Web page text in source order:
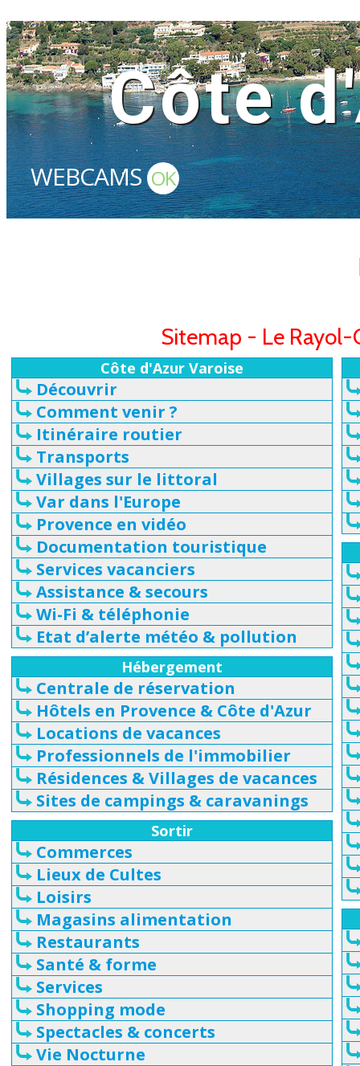
Côte
WEBCAMSOK
Sitemap - Le
Côte d'Azur Varoise
Découvrir
Comment venir ?
Itinéraire routier
Transports
Villages sur le littoral
Var dans l'Europe
Provence en vidéo
Documentation touristique
Services vacanciers
Assistance & secours
Wi-Fi & téléphonie
Etat d’alerte météo & pollution
Hébergement
Centrale de réservation
Hôtels en Provence & Côte d'Azur
Locations de vacances
Professionnels de l'immobilier
Résidences & Villages de vacances
Sites de campings & caravanings
Sortir
Commerces
Lieux de Cultes
Loisirs
Magasins alimentation
Restaurants
Santé & forme
Services
Shopping mode
Spectacles & concerts
Vie Nocturne